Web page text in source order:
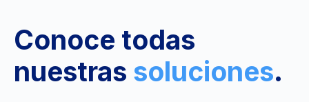
Conoce todas
nuestras soluciones.